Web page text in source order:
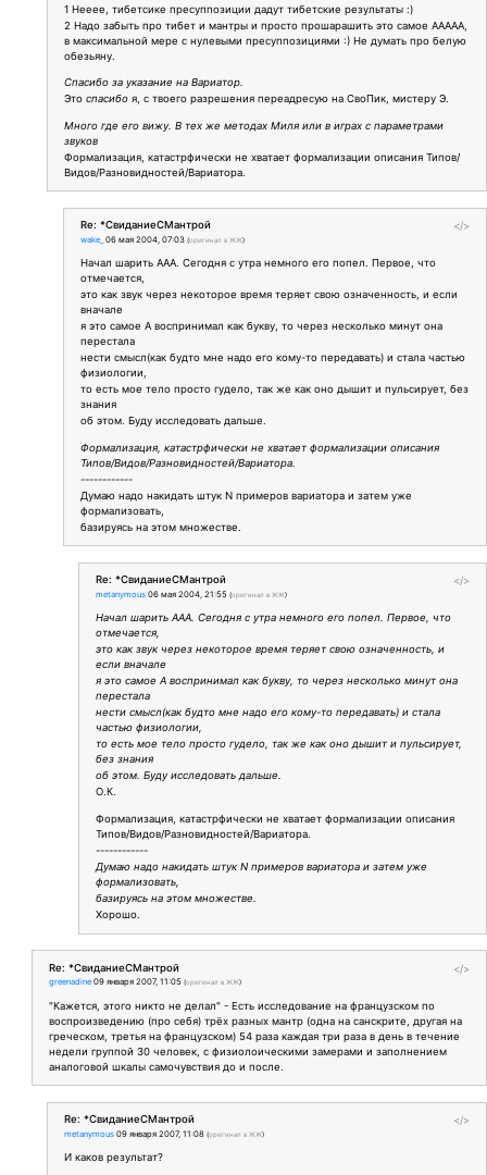
1 Нееее, тибетсике пресуппозиции дадут тибетские результаты :)
2 Надо забыть про тибет и мантры и просто прошарашить это самое ААААА,
в максимальной мере с нулевыми пресуппозициями :) Не думать про белую
обезьяну.
Спасибо за указание на Вариатор.
Этоспасибо я, с твоего разрешения переадресую на СвоПик, мистеру Э.
Много где его вижу. В тех же методах Миля или в играх с параметрами
звуков
Формализация, катастрфически не хватает формализации описания Типов/
Видов/Разновидностей/Вариатора.
</>
Re: *СвиданиеСМантрой
wake_ 06 мая 2004, 07:03 (оригинал в ЖЖ)
Начал шарить ААА. Сегодня с утра немного его попел. Первое, что
отмечается,
это как звук через некоторое время теряет свою означенность, и если
вначале
я это самое А воспринимал как букву, то через несколько минут она
перестала
нести смысл(как будто мне надо его кому-то передавать) и стала частью
физиологии,
то есть мое тело просто гудело, так же как оно дышит и пульсирует, без
знания
об этом. Буду исследовать дальше.
Формализация, катастрфически не хватает формализации описания
Типов/Видов/Разновидностей/Вариатора.
------------
Думаю надо накидать штук N примеров вариатора и затем уже
формализовать,
базируясь на этом множестве.
</>
Re: *СвиданиеСМантрой
metanymous 06 мая 2004, 21:55 (оригинал в ЖЖ)
Начал шарить ААА. Сегодня с утра немного его попел. Первое, что
отмечается,
это как звук через некоторое время теряет свою означенность, и
если вначале
я это самое А воспринимал как букву, то через несколько минут она
перестала
нести смысл(как будто мне надо его кому-то передавать) и стала
частью физиологии,
то есть мое тело просто гудело, так же как оно дышит и пульсирует,
без знания
об этом. Буду исследовать дальше.
О.К.
Формализация, катастрфически не хватает формализации описания
Типов/Видов/Разновидностей/Вариатора.
------------
Думаю надо накидать штук N примеров вариатора и затем уже
формализовать,
базируясь на этом множестве.
Хорошо.
</>
Re: *СвиданиеСМантрой
greenadine 09 января 2007, 11:05 (оригинал в ЖЖ)
"Кажется, этого никто не делал" - Есть исследование на французском по
воспроизведению (про себя) трёх разных мантр (одна на санскрите, другая на
греческом, третья на французском) 54 раза каждая три раза в день в течение
недели группой 30 человек, с физиолоическими замерами и заполнением
аналоговой шкалы самочувствия до и после.
</>
Re: *СвиданиеСМантрой
metanymous 09 января 2007, 11:08 (оригинал в ЖЖ)
И каков результат?